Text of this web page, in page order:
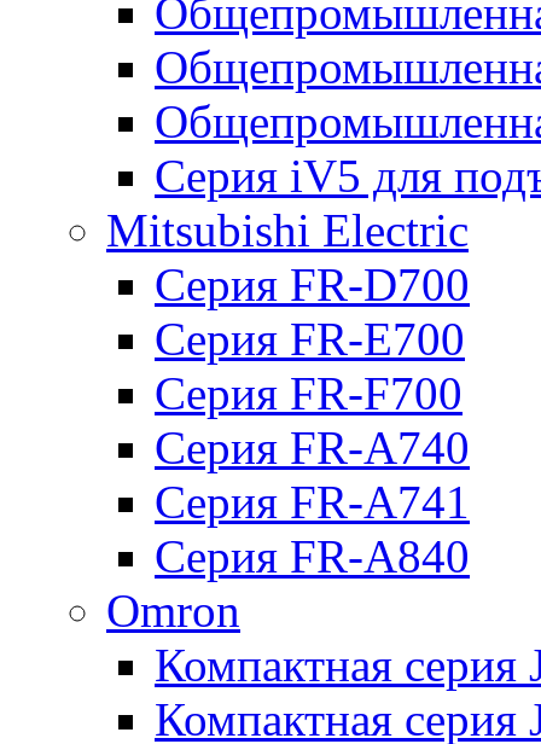
Серия iV5 для
Mitsubishi Electric
Серия FR-D700
Серия FR-E700
Серия FR-F700
Серия FR-А740
Серия FR-А741
Серия FR-А840
Omron
Компактная серия
Компактная серия